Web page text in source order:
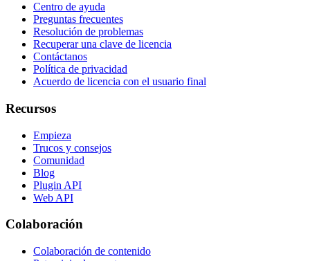
Centro de ayuda
Preguntas frecuentes
Resolución de problemas
Recuperar una clave de licencia
Contáctanos
Política de privacidad
Acuerdo de licencia con el usuario final
Recursos
Empieza
Trucos y consejos
Comunidad
Blog
Plugin API
Web API
Colaboración
Colaboración de contenido